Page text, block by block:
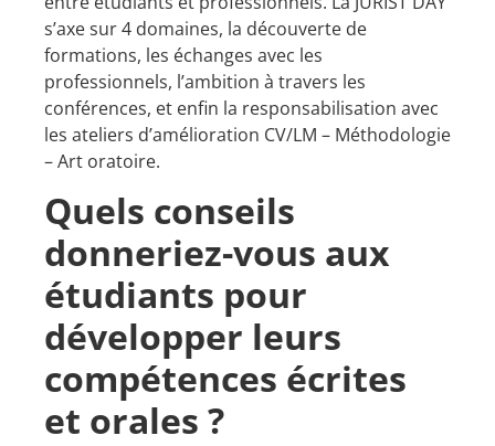
s’axe sur 4 domaines, la découverte de
formations, les échanges avec les
professionnels, l’ambition à travers les
conférences, et enfin la responsabilisation avec
les ateliers d’amélioration CV/LM – Méthodologie
– Art oratoire.
Quels conseils
donneriez-vous aux
étudiants pour
développer leurs
compétences écrites
et orales ?